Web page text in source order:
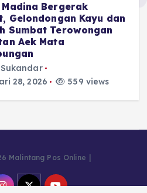
Madina Bergerak
Gelondongan Kayu dan
Sumbat Terowongan
Aek Mata
28, 2026
559 views
Malintang Pos Online |